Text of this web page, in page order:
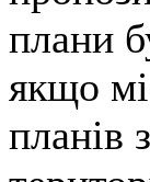
плани
якщо
планів